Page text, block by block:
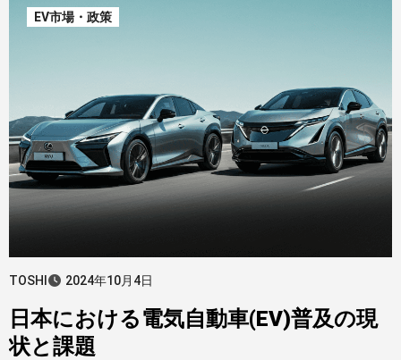
EV市場・政策
TOSHI 2024年10月4日
日本における電気自動車(EV)普及の現
状と課題